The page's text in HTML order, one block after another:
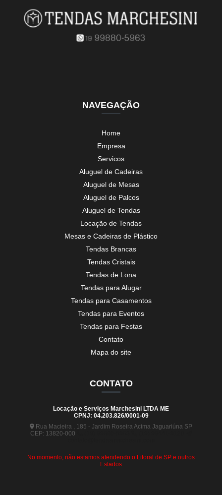
NAVEGAÇÃO
Home
Empresa
Servicos
Aluguel de Cadeiras
Aluguel de Mesas
Aluguel de Palcos
Aluguel de Tendas
Locação de Tendas
Mesas e Cadeiras de Plástico
Tendas Brancas
Tendas Cristais
Tendas de Lona
Tendas para Alugar
Tendas para Casamentos
Tendas para Eventos
Tendas para Festas
Contato
Mapa do site
CONTATO
Locação e Serviços Marchesini LTDA ME
CPNJ: 04.203.826/0001-09
Rua Macieira , 185 - Jardim Roseira Acima Jaguariúna SP
CEP: 13820-000
No momento, não estamos atendendo o Litoral de SP e outros
Estados